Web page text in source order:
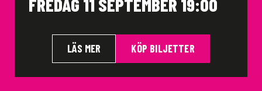
FREDAG 11 SEPTEMBER 19:00
LÄS MER KÖP BILJETTER